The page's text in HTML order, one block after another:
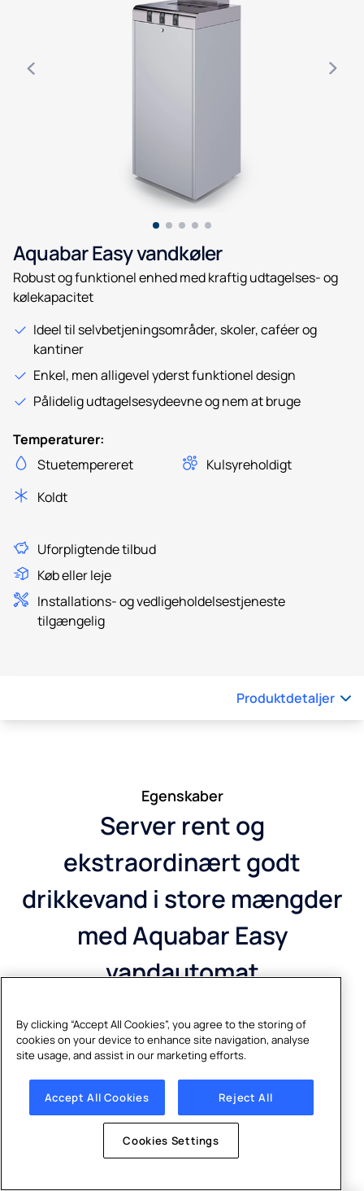
Use arrow keys to navigate between product images, or
Aquabar Easy vandkøler
Robust og funktionel enhed med kraftig udtagelses- og
kølekapacitet
Ideel til selvbetjeningsområder, skoler, caféer og
kantiner
Enkel, men alligevel yderst funktionel design
Pålidelig udtagelsesydeevne og nem at bruge
Temperaturer:
Stuetempereret
Kulsyreholdigt
Koldt
Uforpligtende tilbud
Køb eller leje
Installations- og vedligeholdelsestjeneste
tilgængelig
Produktdetaljer
Egenskaber
Server rent og
ekstraordinært godt
drikkevand i store mængder
med Aquabar Easy
vandautomat
Bæredygtig og pålidelig
Skabt til travle områder
Tilpasset virksomheder med højt vandforbrug og
behov for pålidelig drift.
By clicking “Accept All Cookies”, you agree to the storing of
cookies on your device to enhance site navigation, analyse
site usage, and assist in our marketing efforts.
Accept All Cookies Reject All
Cookies Settings